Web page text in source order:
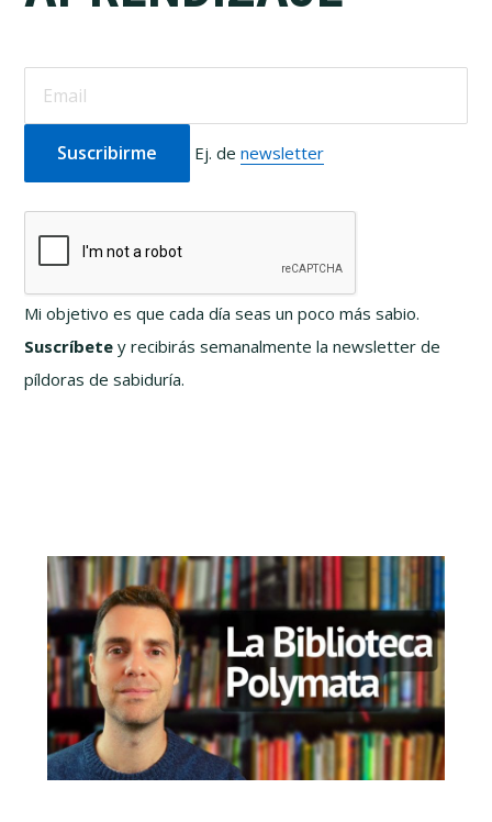
Ej. denewsletter
Mi objetivo es que cada día seas un poco más sabio.
Suscríbete y recibirás semanalmente la newsletter de
píldoras de sabiduría.